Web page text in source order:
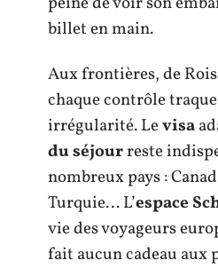
billet en main.
Aux frontières, de
chaque contrôle
irrégularité. Levisa
du séjourreste
nombreux pays :
Turquie… L’espace
vie des voyageurs
fait aucun cadeau aux